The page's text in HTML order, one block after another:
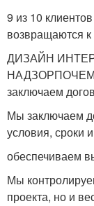
9 из 10 клиентов
возвращаются
ДИЗАЙН
заключаем
Мы заключаем
условия, сроки
обеспечиваем
Мы
проекта, но и